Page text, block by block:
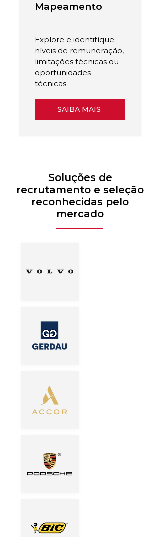
Mapeamento
Explore e identifique
níveis de remuneração,
limitações técnicas ou
oportunidades
técnicas.
SAIBA MAIS
Soluções de
recrutamento e seleção
reconhecidas pelo
mercado